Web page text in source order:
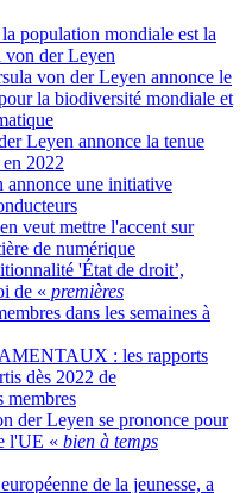
population mondiale est la
von der Leyen
von der Leyen annonce le
la biodiversité mondiale et
Leyen annonce la tenue
2022
une initiative
veut mettre l'accent sur
de numérique
'État de droit’,
de « premières
dans les semaines à
: les rapports
dès 2022 de
membres
der Leyen se prononce pour
l'UE « bien à temps
de la jeunesse, a